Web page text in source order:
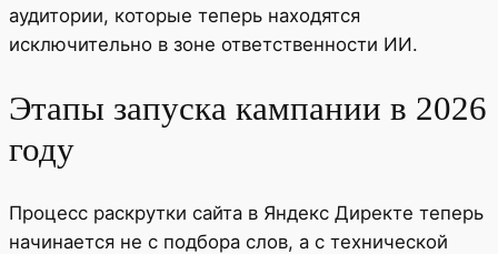
аудитории, которые теперь находятся
исключительно в зоне ответственности ИИ.
Этапы запуска кампании в 2026
году
Процесс раскрутки сайта в Яндекс Директе теперь
начинается не с подбора слов, а с технической